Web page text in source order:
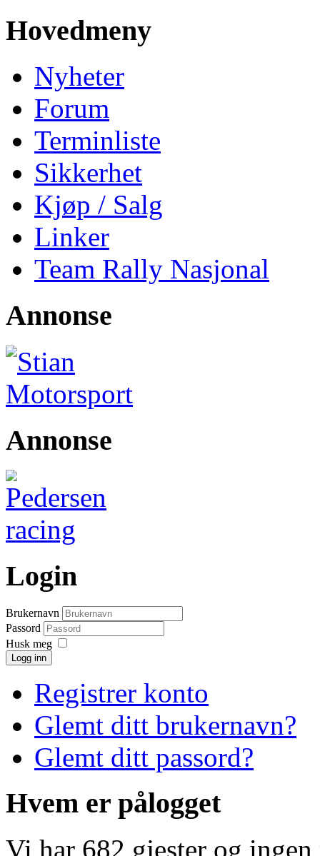
Hovedmeny
Nyheter
Forum
Terminliste
Sikkerhet
Kjøp / Salg
Linker
Team Rally Nasjonal
Annonse
Annonse
Login
Brukernavn
Passord
Husk meg
Logg inn
Registrer konto
Glemt ditt brukernavn?
Glemt ditt passord?
Hvem er pålogget
Vi har 682 gjester og ingen